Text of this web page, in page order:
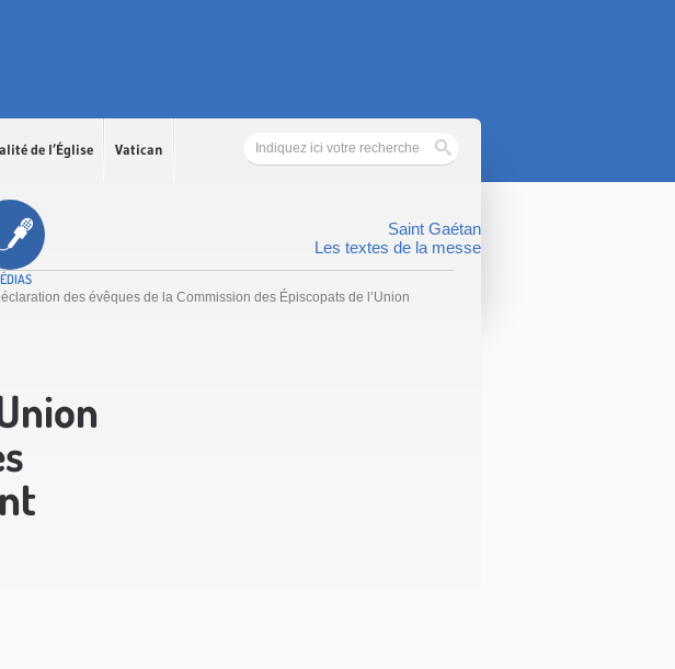
de l’Église Vatican
Saint Gaétan
Les textes de la messe
des évêques de la Commission des Épiscopats de l’Union